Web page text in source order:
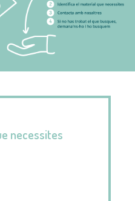
necessites